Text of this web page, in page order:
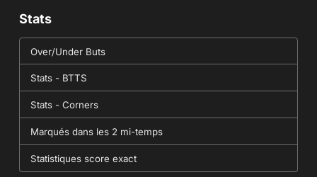
Stats
Over/Under Buts
Stats - BTTS
Stats - Corners
Marqués dans les 2 mi-temps
Statistiques score exact